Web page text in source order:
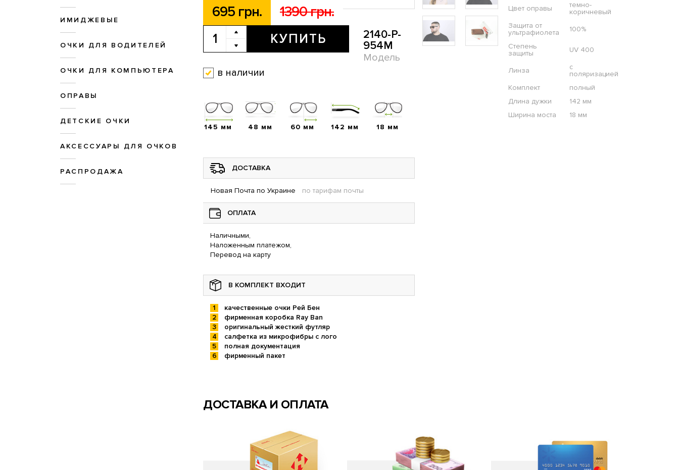
ИМИДЖЕВЫЕ
ОЧКИ ДЛЯ ВОДИТЕЛЕЙ
ОЧКИ ДЛЯ КОМПЬЮТЕРА
ОПРАВЫ
ДЕТСКИЕ ОЧКИ
АКСЕССУАРЫ ДЛЯ ОЧКОВ
РАСПРОДАЖА
695 грн. 1390 грн.
КУПИТЬ
2140-P-
954M
Модель
в наличии
Цвет оправы
темно-
коричневый
Защита от
ультрафиолета
100%
Степень
защиты
UV 400
Линза
с
поляризацией
Комплект
полный
Длина дужки
142 мм
Ширина моста
18 мм
145 мм
48 мм 60 мм 142 мм 18 мм
ДОСТАВКА
Новая Почта по Украине по тарифам почты
ОПЛАТА
Наличными,
Наложенным платежом,
Перевод на карту
В КОМПЛЕКТ ВХОДИТ
качественные очки Рей Бен
фирменная коробка Ray Ban
оригинальный жесткий футляр
салфетка из микрофибры с лого
полная документация
фирменный пакет
ДОСТАВКА И ОПЛАТА